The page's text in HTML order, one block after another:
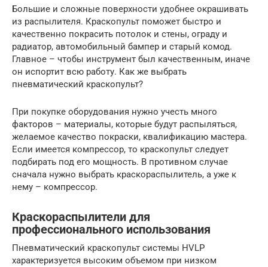
Большие и сложные поверхности удобнее окрашивать
из распылителя. Краскопульт поможет быстро и
качественно покрасить потолок и стены, ограду и
радиатор, автомобильный бампер и старый комод.
Главное – чтобы инструмент был качественным, иначе
он испортит всю работу. Как же выбрать
пневматический краскопульт?
При покупке оборудования нужно учесть много
факторов – материалы, которые будут распыляться,
желаемое качество покраски, квалификацию мастера.
Если имеется компрессор, то краскопульт следует
подбирать под его мощность. В противном случае
сначала нужно выбрать краскораспылитель, а уже к
нему – компрессор.
Краскораспылители для
профессионального использования
Пневматический краскопульт системы HVLP
характеризуется высоким объемом при низком